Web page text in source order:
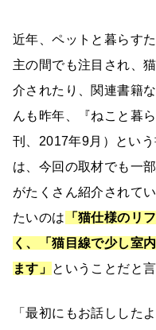
近年、ペットと暮らす
主の間でも注目され、
介されたり、関連書籍
んも昨年、『ねこと暮
刊、2017年9月）とい
は、今回の取材でも一
がたくさん紹介されて
たいのは 「猫仕様のリ
く、「猫目線で少し室
ます」 ということだと言
「最初にもお話しした